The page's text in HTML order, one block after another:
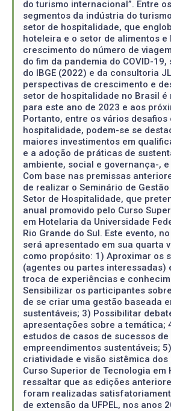
do turismo internacional”. Entre
segmentos da indústria do
setor de hospitalidade, que
hoteleira e o setor de alimentos e
crescimento do número de
do fim da pandemia do COVID-
do IBGE (2022) e da consultoria
perspectivas de crescimento e
setor de hospitalidade no Brasil é
para este ano de 2023 e aos
Portanto, entre os vários desafios
hospitalidade, podem-se se
maiores investimentos em
e a adoção de práticas de
ambiente, social e governança-,
Com base nas premissas
de realizar o Seminário de
Setor de Hospitalidade, que
anual promovido pelo Curso
em Hotelaria da Universidade
Rio Grande do Sul. Este evento,
será apresentado em sua quarta
como propósito: 1) Aproximar os
(agentes ou partes interessadas)
troca de experiências e
Sensibilizar os participantes
de se criar uma gestão baseada
sustentáveis; 3) Possibilitar
apresentações sobre a temática;
estudos de casos de sucessos de
empreendimentos sustentáveis;
criatividade e visão sistêmica dos
Curso Superior de Tecnologia em
ressaltar que as edições
foram realizadas
de extensão da UFPEL, nos anos